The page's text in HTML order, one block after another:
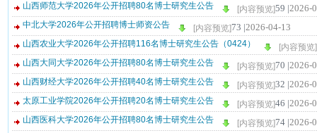
山西师范大学2026年公开招聘80名博士研究生公告 [内容预览]59 |2026-
中北大学2026年公开招聘博士师资公告 [内容预览]73 |2026-04-13
山西农业大学2026年公开招聘116名博士研究生公告（0424）
[内容预览]
山西大同大学2026年公开招聘80名博士研究生公告
[内容预览]70 |2026-
山西财经大学2026年公开招聘40名博士研究生公告 [内容预览]32 |2026-
太原工业学院2026年公开招聘20名博士研究生公告 [内容预览]46 |2026-
山西医科大学2026年公开招聘80名博士研究生公告 [内容预览]74 |2026-